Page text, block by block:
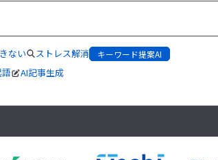
ない ストレス解消 キーワード提案AI
AI記事生成